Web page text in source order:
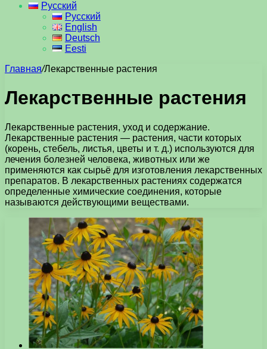
Русский
Русский
English
Deutsch
Eesti
Главная/Лекарственные растения
Лекарственные растения
Лекарственные растения, уход и содержание.
Лекарственные растения — растения, части которых
(корень, стебель, листья, цветы и т. д.) используются для
лечения болезней человека, животных или же
применяются как сырьё для изготовления лекарственных
препаратов. В лекарственных растениях содержатся
определенные химические соединения, которые
называются действующими веществами.